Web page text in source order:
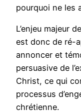
pourquoi ne les
L’enjeu majeur
est donc de ré-
annoncer et
persuasive de
Christ, ce qui
processus
chrétienne.